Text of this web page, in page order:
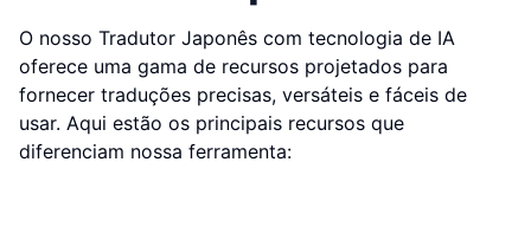
O nosso Tradutor Japonês com tecnologia de IA
oferece uma gama de recursos projetados para
fornecer traduções precisas, versáteis e fáceis de
usar. Aqui estão os principais recursos que
diferenciam nossa ferramenta: